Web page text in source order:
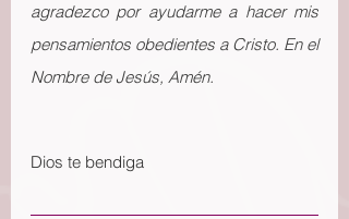
agradezco por ayudarme a hacer mis
pensamientos obedientes a Cristo. En el
Nombre de Jesús, Amén.
Dios te bendiga